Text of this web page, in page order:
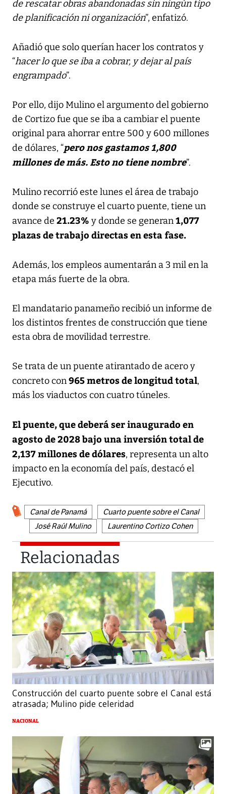
de rescatar obras abandonadas sin ningún tipo
de planificación ni organización”, enfatizó.
Añadió que solo querían hacer los contratos y
“hacer lo que se iba a cobrar, y dejar al país
engrampado”.
Por ello, dijo Mulino el argumento del gobierno
de Cortizo fue que se iba a cambiar el puente
original para ahorrar entre 500 y 600 millones
de dólares, “pero nos gastamos 1,800
millones de más. Esto no tiene nombre”.
Mulino recorrió este lunes el área de trabajo
donde se construye el cuarto puente, tiene un
avance de 21.23% y donde se generan1,077
plazas de trabajo directas en esta fase.
Además, los empleos aumentarán a 3 mil en la
etapa más fuerte de la obra.
El mandatario panameño recibió un informe de
los distintos frentes de construcción que tiene
esta obra de movilidad terrestre.
Se trata de un puente atirantado de acero y
concreto con965 metros de longitud total,
más los viaductos con cuatro túneles.
El puente, que deberá ser inaugurado en
agosto de 2028 bajo una inversión total de
2,137 millones de dólares, representa un alto
impacto en la economía del país, destacó el
Ejecutivo.
Canal de Panamá
Cuarto puente sobre el Canal
José Raúl Mulino
Laurentino Cortizo Cohen
Relacionadas
Construcción del cuarto puente sobre el Canal está
atrasada; Mulino pide celeridad
NACIONAL